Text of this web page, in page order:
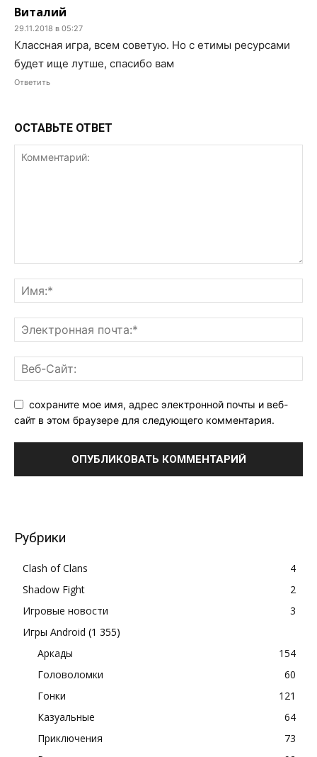
Виталий
29.11.2018 в 05:27
Классная игра, всем советую. Но с етимы ресурсами
будет ище лутше, спасибо вам
Ответить
ОСТАВЬТЕ ОТВЕТ
сохраните мое имя, адрес электронной почты и веб-
сайт в этом браузере для следующего комментария.
Рубрики
Clash of Clans
4
Shadow Fight
2
Игровые новости
3
Игры Android (1 355)
Аркады
154
Головоломки
60
Гонки
121
Казуальные
64
Приключения
73